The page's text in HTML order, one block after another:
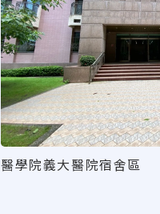
醫學院義大醫院宿舍區